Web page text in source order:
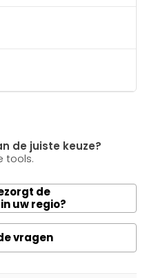
de juiste keuze?
tools.
de
uw regio?
vragen